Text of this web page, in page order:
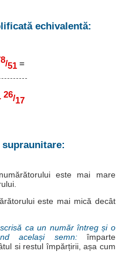
echivalentă:
/51 =
26/17
este mai mare
este mai mică decât
ca un număr întreg și o
același semn: împarte
si restul împărțirii, așa cum